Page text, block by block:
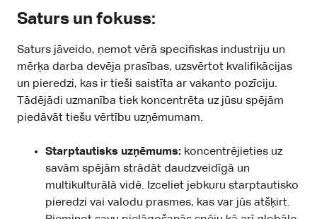
Saturs un fokuss:
Saturs jāveido, ņemot vērā specifiskas industriju un
mērķa darba devēja prasības, uzsvērtot kvalifikācijas
un pieredzi, kas ir tieši saistīta ar vakanto pozīciju.
Tādējādi uzmanība tiek koncentrēta uz jūsu spējām
piedāvāt tiešu vērtību uzņēmumam.
Starptautisks uzņēmums: koncentrējieties uz
savām spējām strādāt daudzveidīgā un
multikulturālā vidē. Izceliet jebkuru starptautisko
pieredzi vai valodu prasmes, kas var jūs atšķirt.